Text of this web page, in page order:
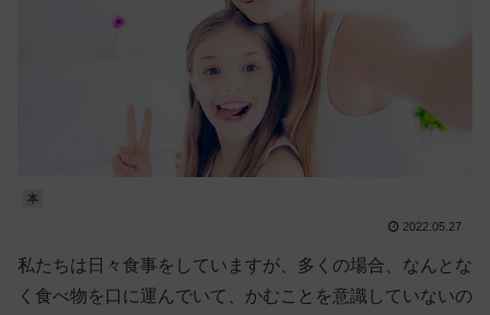
本
2022.05.27
私たちは日々食事をしていますが、多くの場合、なんとな
く食べ物を口に運んでいて、かむことを意識していないの